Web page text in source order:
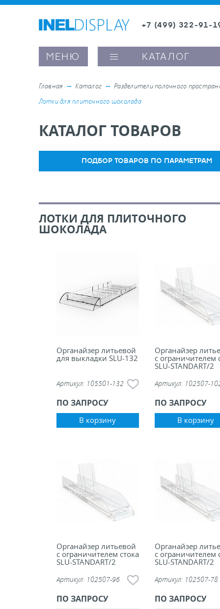
+7 (499) 322-91-
МЕНЮ КАТАЛОГ
вывесок и шелфтокеры
оборудование, комплектующие
ценников
напольные, подвесные, на полку
конструкции из алюминиевого
Главная Каталог
Разделители полочного
Лотки для плиточного шоколада
КАТАЛОГ ТОВАРОВ
ПОДБОР ТОВАРОВ ПО ПАРАМЕТРАМ
ЛОТКИ ДЛЯ ПЛИТОЧНОГО
ШОКОЛАДА
Органайзер литьевой
для выкладки SLU-132
Артикул: 105501-132
ПО ЗАПРОСУ
В корзину
Органайзер
с ограничителем
SLU-STANDART/2
Артикул: 102507-
ПО ЗАПРОСУ
В корзину
Органайзер литьевой
с ограничителем стока
SLU-STANDART/2
Артикул: 102507-96
ПО ЗАПРОСУ
Органайзер
с ограничителем
SLU-STANDART/2
Артикул: 102507-78
ПО ЗАПРОСУ